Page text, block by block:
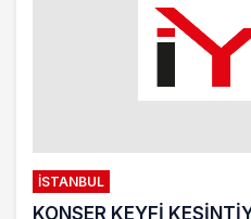
İSTANBUL
KONSER KEYFİ